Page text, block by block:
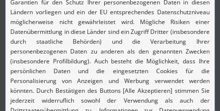
Tool- und Bibliotheken-Support:Das MicroNova
Support-Team gewährleistet den technischen
Betrieb und bietet Hilfestellung im Umgang mit
dem EXAM-Tooling und der zugehörigen Core-
Bibliothek.
Anwenderunterstützung und kunden­
spezifische Anpassungen:Mit einem breiten
Spektrum zusätzlicher Leistungen unterstützt
MicroNova Unternehmen beim optimalen